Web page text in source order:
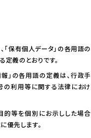
「保有個人データ」の各用語の
義のとおりです。
」の各用語の定義は、行政手
の利用等に関する法律におけ
的等を個別にお示しした場合
優先します。